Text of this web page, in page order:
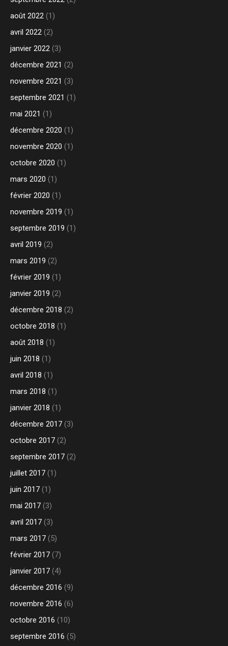
août 2022 (1)
avril 2022 (2)
janvier 2022 (3)
décembre 2021 (2)
novembre 2021 (3)
septembre 2021 (1)
mai 2021 (1)
décembre 2020 (1)
novembre 2020 (1)
octobre 2020 (1)
mars 2020 (1)
février 2020 (1)
novembre 2019 (1)
septembre 2019 (1)
avril 2019 (2)
mars 2019 (2)
février 2019 (1)
janvier 2019 (2)
décembre 2018 (2)
octobre 2018 (1)
août 2018 (1)
juin 2018 (1)
avril 2018 (1)
mars 2018 (1)
janvier 2018 (1)
décembre 2017 (3)
octobre 2017 (2)
septembre 2017 (2)
juillet 2017 (1)
juin 2017 (1)
mai 2017 (3)
avril 2017 (3)
mars 2017 (5)
février 2017 (7)
janvier 2017 (4)
décembre 2016 (9)
novembre 2016 (6)
octobre 2016 (10)
septembre 2016 (5)